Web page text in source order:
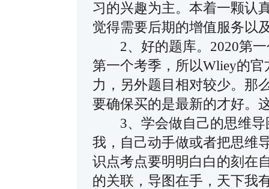
习的兴趣为主。本着一颗认
觉得需要后期的增值服务
2、好的题库。2020第一
第一个考季，所以Wliey的
力，另外题目相对较少。那
要确保买的是最新的才好
3、学会做自己的思维导
我，自己动手做或者把思维
识点考点要明明白白的刻在
的关联，导图在手，天